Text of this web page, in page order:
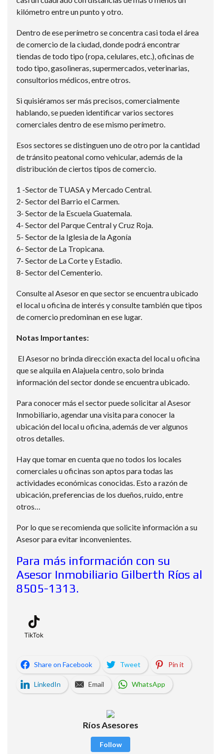
kilómetro entre un punto y otro.
Dentro de ese perímetro se concentra casi toda el área
de comercio de la ciudad, donde podrá encontrar
tiendas de todo tipo (ropa, celulares, etc.), oficinas de
todo tipo, gasolineras, supermercados, veterinarias,
consultorios médicos, entre otros.
Si quisiéramos ser más precisos, comercialmente
hablando, se pueden identificar varios sectores
comerciales dentro de ese mismo perímetro.
Esos sectores se distinguen uno de otro por la cantidad
de tránsito peatonal como vehicular, además de la
distribución de ciertos tipos de comercio.
1 -Sector de TUASA y Mercado Central.
2- Sector del Barrio el Carmen.
3- Sector de la Escuela Guatemala.
4- Sector del Parque Central y Cruz Roja.
5- Sector de la Iglesia de la Agonía
6- Sector de La Tropicana.
7- Sector de La Corte y Estadio.
8- Sector del Cementerio.
Consulte al Asesor en que sector se encuentra ubicado
el local u oficina de interés y consulte también que tipos
de comercio predominan en ese lugar.
Notas Importantes:
El Asesor no brinda dirección exacta del local u oficina
que se alquila en Alajuela centro, solo brinda
información del sector donde se encuentra ubicado.
Para conocer más el sector puede solicitar al Asesor
Inmobiliario, agendar una visita para conocer la
ubicación del local u oficina, además de ver algunos
otros detalles.
Hay que tomar en cuenta que no todos los locales
comerciales u oficinas son aptos para todas las
actividades económicas conocidas. Esto a razón de
ubicación, preferencias de los dueños, ruido, entre
otros…
Por lo que se recomienda que solicite información a su
Asesor para evitar inconvenientes.
Para más información con su
Asesor Inmobiliario Gilberth Ríos al
8505-1313.
TikTok
Share on Facebook Tweet Pin it
LinkedIn Email WhatsApp
Ríos Asesores
Follow